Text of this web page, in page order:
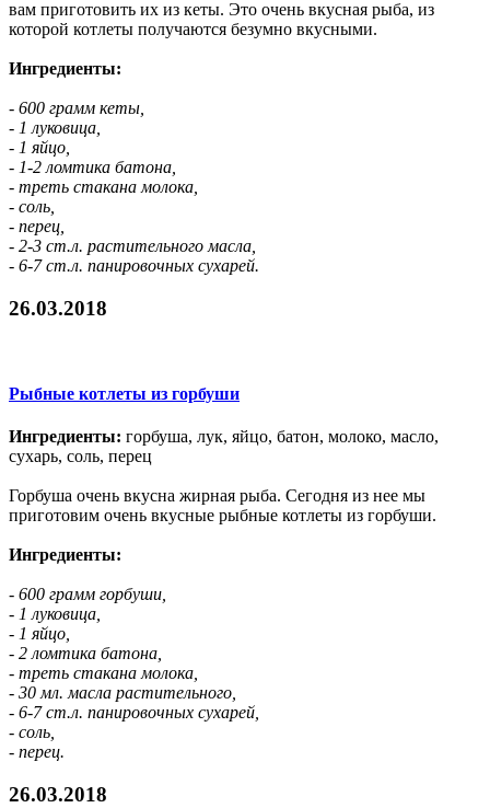
вам приготовить их из кеты. Это очень вкусная рыба, из
которой котлеты получаются безумно вкусными.
Ингредиенты:
- 600 грамм кеты,
- 1 луковица,
- 1 яйцо,
- 1-2 ломтика батона,
- треть стакана молока,
- соль,
- перец,
- 2-3 ст.л. растительного масла,
- 6-7 ст.л. панировочных сухарей.
26.03.2018
Рыбные котлеты из горбуши
Ингредиенты: горбуша, лук, яйцо, батон, молоко, масло,
сухарь, соль, перец
Горбуша очень вкусна жирная рыба. Сегодня из нее мы
приготовим очень вкусные рыбные котлеты из горбуши.
Ингредиенты:
- 600 грамм горбуши,
- 1 луковица,
- 1 яйцо,
- 2 ломтика батона,
- треть стакана молока,
- 30 мл. масла растительного,
- 6-7 ст.л. панировочных сухарей,
- соль,
- перец.
26.03.2018